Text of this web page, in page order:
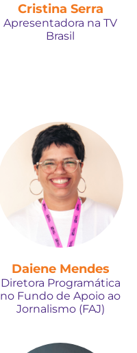
Cristina Serra
Apresentadora na TV
Brasil
Daiene Mendes
Diretora Programática
no Fundo de Apoio ao
Jornalismo (FAJ)